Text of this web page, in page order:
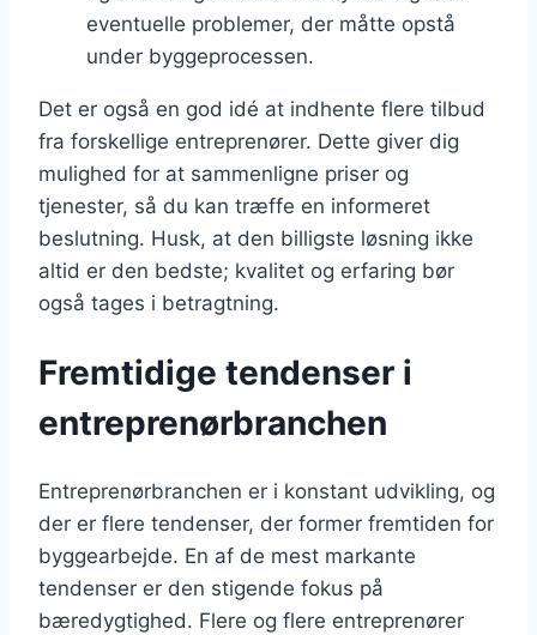
eventuelle problemer, der måtte opstå
under byggeprocessen.
Det er også en god idé at indhente flere tilbud
fra forskellige entreprenører. Dette giver dig
mulighed for at sammenligne priser og
tjenester, så du kan træffe en informeret
beslutning. Husk, at den billigste løsning ikke
altid er den bedste; kvalitet og erfaring bør
også tages i betragtning.
Fremtidige tendenser i
entreprenørbranchen
Entreprenørbranchen er i konstant udvikling, og
der er flere tendenser, der former fremtiden for
byggearbejde. En af de mest markante
tendenser er den stigende fokus på
bæredygtighed. Flere og flere entreprenører